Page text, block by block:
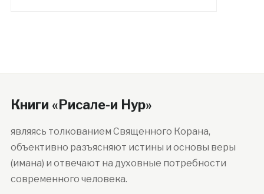
Книги «Рисале-и Нур»
являясь толкованием Священного Корана,
объективно разъясняют истины и основы веры
(имана) и отвечают на духовные потребности
современного человека.